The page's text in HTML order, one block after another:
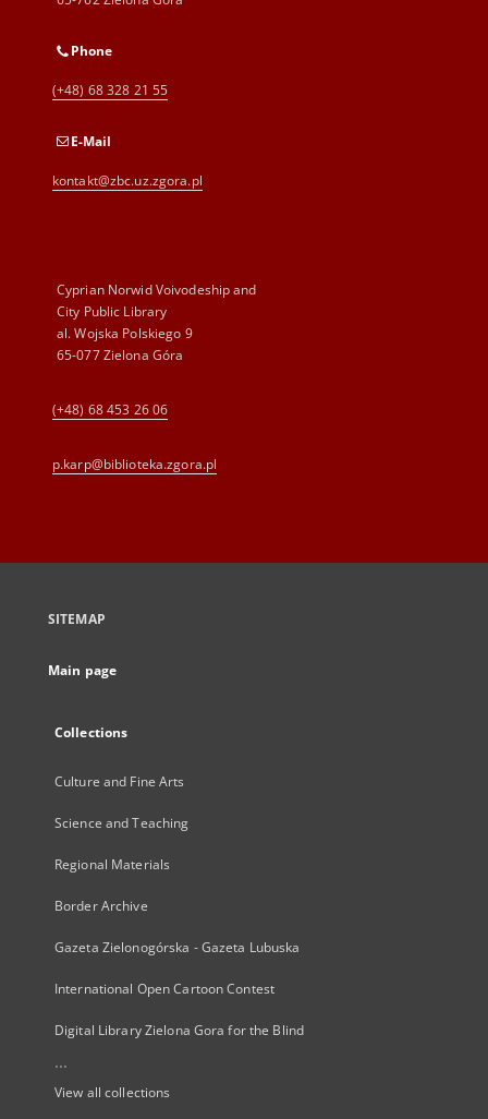
Phone
(+48) 68 328 21 55
E-Mail
kontakt@zbc.uz.zgora.pl
Cyprian Norwid Voivodeship and
City Public Library
al. Wojska Polskiego 9
65-077 Zielona Góra
(+48) 68 453 26 06
p.karp@biblioteka.zgora.pl
SITEMAP
Main page
Collections
Culture and Fine Arts
Science and Teaching
Regional Materials
Border Archive
Gazeta Zielonogórska - Gazeta Lubuska
International Open Cartoon Contest
Digital Library Zielona Gora for the Blind
...
View all collections